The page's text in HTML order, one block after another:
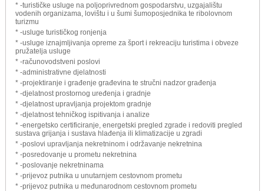
* -turističke usluge na poljoprivrednom gospodarstvu, uzgajalištu
vodenih organizama, lovištu i u šumi šumoposjednika te ribolovnom
turizmu
* -usluge turističkog ronjenja
* -usluge iznajmljivanja opreme za šport i rekreaciju turistima i obveze
pružatelja usluge
* -računovodstveni poslovi
* -administrativne djelatnosti
* -projektiranje i građenje građevina te stručni nadzor građenja
* -djelatnost prostornog uređenja i gradnje
* -djelatnost upravljanja projektom gradnje
* -djelatnost tehničkog ispitivanja i analize
* -energetsko certificiranje, energetski pregled zgrade i redoviti pregled
sustava grijanja i sustava hlađenja ili klimatizacije u zgradi
* -poslovi upravljanja nekretninom i održavanje nekretnina
* -posredovanje u prometu nekretnina
* -poslovanje nekretninama
* -prijevoz putnika u unutarnjem cestovnom prometu
* -prijevoz putnika u međunarodnom cestovnom prometu